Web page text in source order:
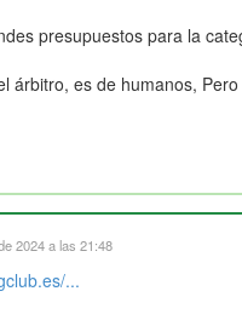
presupuestos para la
árbitro, es de humanos,
2024 a las 21:48
...